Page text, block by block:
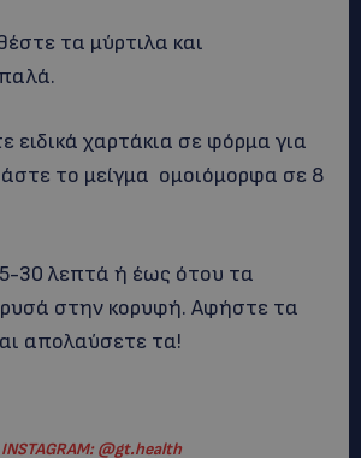
τα μύρτιλα και
ειδικά χαρτάκια σε φόρμα για
το μείγμα ομοιόμορφα σε 8
30 λεπτά ή έως ότου τα
στην κορυφή. Αφήστε τα
απολαύσετε τα!
INSTAGRAM: @gt.health